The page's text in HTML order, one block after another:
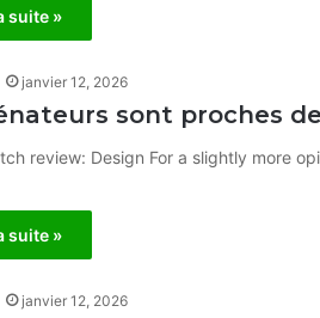
suite »
janvier 12, 2026
sont proches
review: Design For a slightly more
suite »
janvier 12, 2026